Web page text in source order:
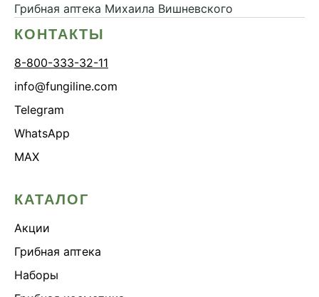
Грибная аптека Михаила Вишневского
КОНТАКТЫ
8-800-333-32-11
info@fungiline.com
Telegram
WhatsApp
MAX
КАТАЛОГ
Акции
Грибная аптека
Наборы